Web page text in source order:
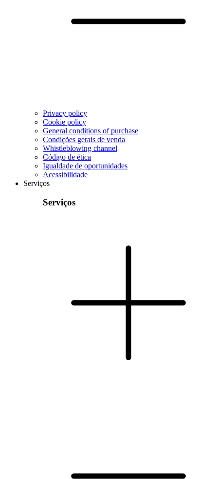
Privacy policy
Cookie policy
General conditions of purchase
Condições gerais de venda
Whistleblowing channel
Código de ética
Igualdade de oportunidades
Acessibilidade
Serviços
Serviços